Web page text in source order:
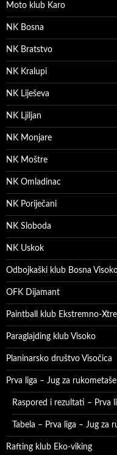
Moto klub Karo
NK Bosna
NK Bratstvo
NK Kralupi
NK Liješeva
NK Ljiljan
NK Monjare
NK Moštre
NK Omladinac
NK Poriječani
NK Sloboda
NK Uskok
Odbojkaški klub Bosna
OFK Dijamant
Paintball klub Ekstremno-
Paraglajding klub Visoko
Planinarsko društvo Visočica
Prva liga – Jug za rukometaše
Raspored i rezultati – Prva
Tabela – Prva liga – Jug za
Rafting klub Eko-viking